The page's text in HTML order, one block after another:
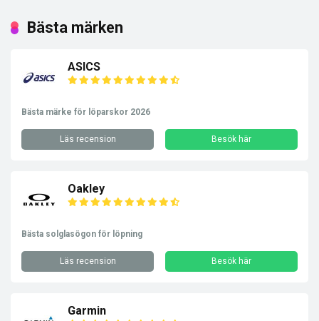
Bästa märken
ASICS
Bästa märke för löparskor 2026
Läs recension Besök här
Oakley
Bästa solglasögon för löpning
Läs recension Besök här
Garmin